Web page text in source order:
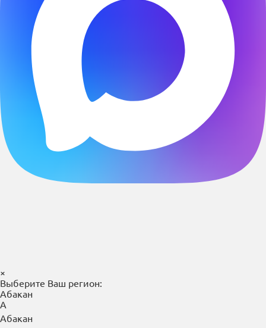
×
Выберите Ваш регион:
Абакан
А
Абакан